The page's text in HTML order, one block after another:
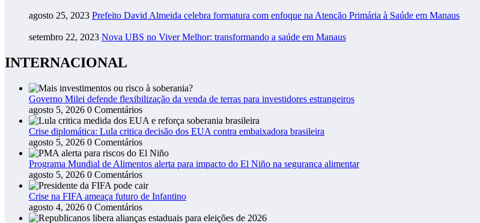
agosto 25, 2023 Prefeito David Almeida celebra formatura com enfoque na Atenção Primária à Saúde em Manaus
setembro 22, 2023 Nova UBS no Viver Melhor: transformando a saúde em Manaus
INTERNACIONAL
Governo Milei defende flexibilização da venda de terras para investidores estrangeiros
agosto 5, 2026 0 Comentários
Crise diplomática: Lula critica decisão dos EUA contra embaixadora brasileira
agosto 5, 2026 0 Comentários
Programa Mundial de Alimentos alerta para impacto do El Niño na segurança alimentar
agosto 5, 2026 0 Comentários
Crise na FIFA ameaça futuro de Infantino
agosto 4, 2026 0 Comentários